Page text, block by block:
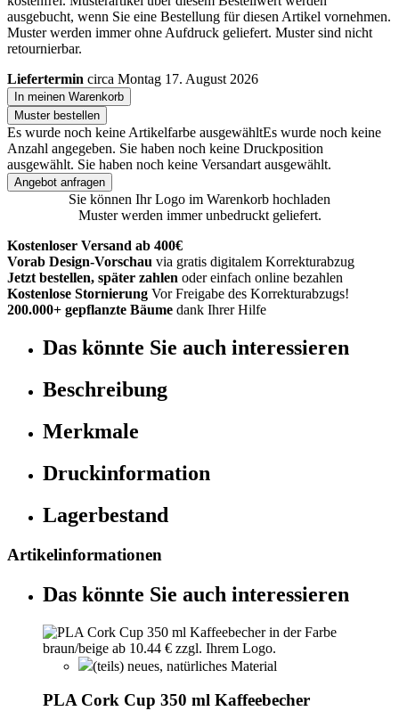
ausgebucht, wenn Sie eine Bestellung für diesen Artikel vornehmen.
Muster werden immer ohne Aufdruck geliefert. Muster sind nicht
retournierbar.
Liefertermin circa Montag 17. August 2026
In meinen Warenkorb
Muster bestellen
Es wurde noch keine Artikelfarbe ausgewähltEs wurde noch keine
Anzahl angegeben. Sie haben noch keine Druckposition
ausgewählt. Sie haben noch keine Versandart ausgewählt.
Angebot anfragen
Sie können Ihr Logo im Warenkorb hochladen
Muster werden immer unbedruckt geliefert.
Kostenloser Versand ab 400€
Vorab Design-Vorschau via gratis digitalem Korrekturabzug
Jetzt bestellen, später zahlen oder einfach online bezahlen
Kostenlose Stornierung Vor Freigabe des Korrekturabzugs!
200.000+ gepflanzte Bäume dank Ihrer Hilfe
Das könnte Sie auch interessieren
Beschreibung
Merkmale
Druckinformation
Lagerbestand
Artikelinformationen
Das könnte Sie auch interessieren
(teils) neues, natürliches Material
PLA Cork Cup 350 ml Kaffeebecher